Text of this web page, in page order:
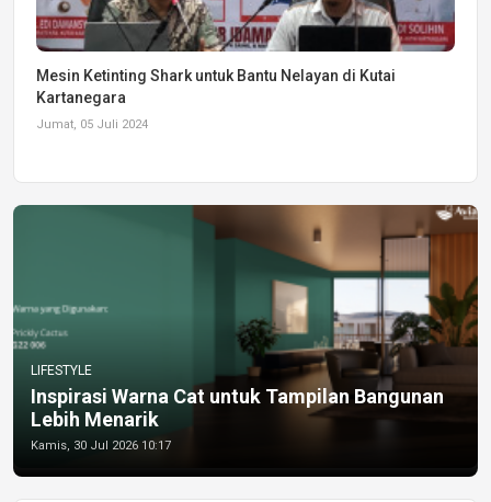
Mesin Ketinting Shark untuk Bantu Nelayan di Kutai
Kartanegara
Jumat, 05 Juli 2024
LIFESTYLE
Inspirasi Warna Cat untuk Tampilan Bangunan
Lebih Menarik
Kamis, 30 Jul 2026 10:17